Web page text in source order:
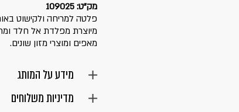
מק"ט: 109025
מיוצרת מפלדת אל חלד
מאפים ומוצרי מזון שונים.
מידע על המותג
מדיניות משלוחים